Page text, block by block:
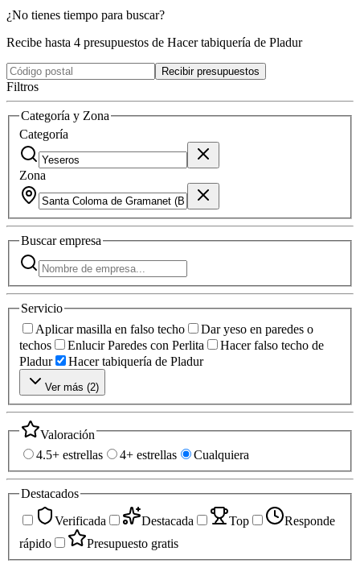
¿No tienes tiempo para buscar?
Recibe hasta 4 presupuestos de Hacer tabiquería de Pladur
Recibir presupuestos
Filtros
Categoría y Zona
Categoría
Zona
Buscarempresa
Servicio
Aplicar masilla en falso techo
Dar yeso en paredes o
techos
Enlucir Paredes con Perlita
Hacer falso techo de
Pladur
Hacer tabiquería de Pladur
Ver más (2)
Valoración
4.5+ estrellas
4+ estrellas Cualquiera
Destacados
Verificada
Destacada Top
Responde
rápido
Presupuesto gratis